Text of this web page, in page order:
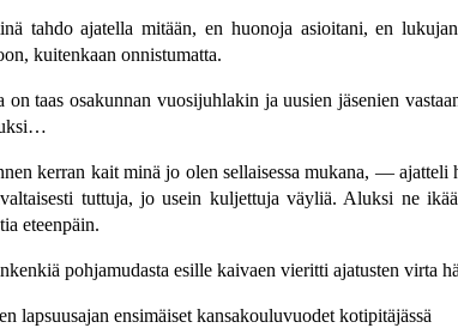
tahdo ajatella mitään, en huonoja asioitani, en
kuitenkaan onnistumatta.
taas osakunnan vuosijuhlakin ja uusien jäsenien
kerran kait minä jo olen sellaisessa mukana, — ajatteli
tuttuja, jo usein kuljettuja väyliä. Aluksi ne
eteenpäin.
pohjamudasta esille kaivaen vieritti ajatusten virta
lapsuusajan ensimäiset kansakouluvuodet kotipitäjässä